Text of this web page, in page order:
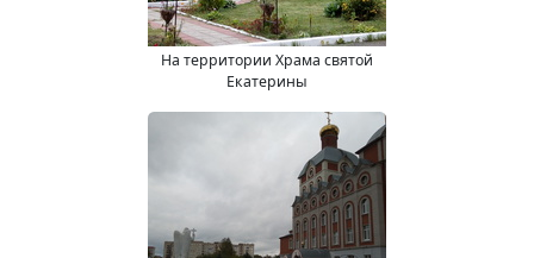
На территории Храма святой
Екатерины